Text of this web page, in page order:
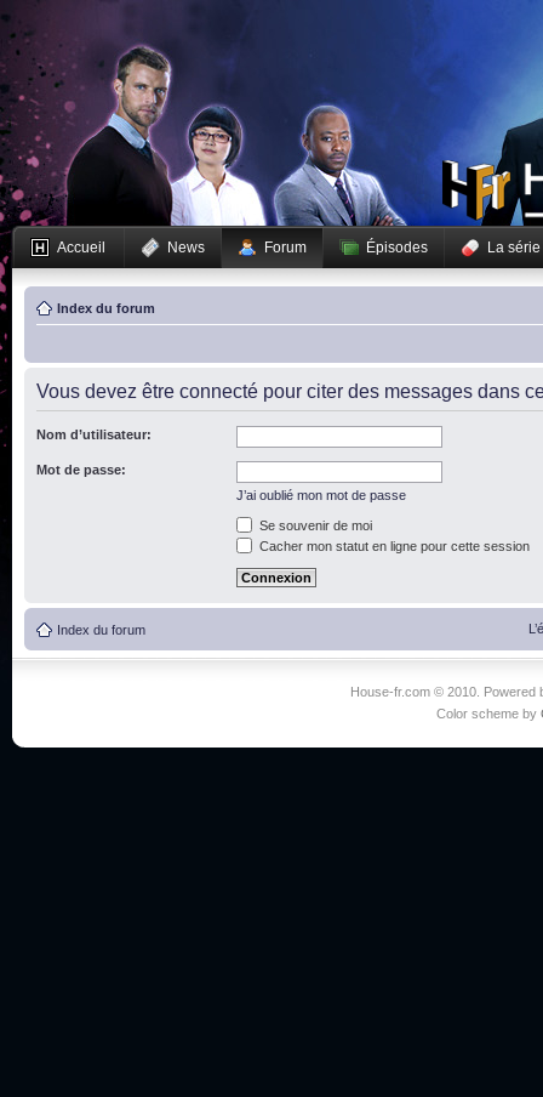
Accueil News Forum Épisodes La série
Index du forum
Vous devez être connecté pour citer des messages dans
Nom d’utilisateur:
Mot de passe:
J’ai oublié mon mot de passe
Se souvenir de moi
Cacher mon statut en ligne pour cette session
Index du forum
House-fr.com © 2010. Powered
Color scheme by